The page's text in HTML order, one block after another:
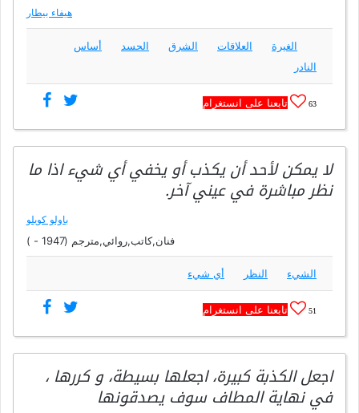
هيفاء بيطار
الغيرة العلاقات الشرق الحسد
أساس
النادر
63 تابعنا على انستغرام
لا يمكن لأحد أن يكذب أو يخفي أي شيء اذا ما
نظر مباشرة في عيني آخر.
باولو كويلو
فنان,كاتب,روائي,مترجم (1947 - )
الشيء النظر أي شيء
51 تابعنا على انستغرام
اجعل الكذبة كبيرة، اجعلها بسيطة، و كررها ،
في نهاية المطاف سوف يصدقونها